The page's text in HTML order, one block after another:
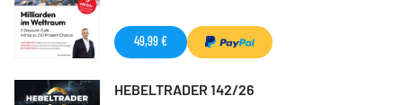
49,99 €
HEBELTRADER 142/26